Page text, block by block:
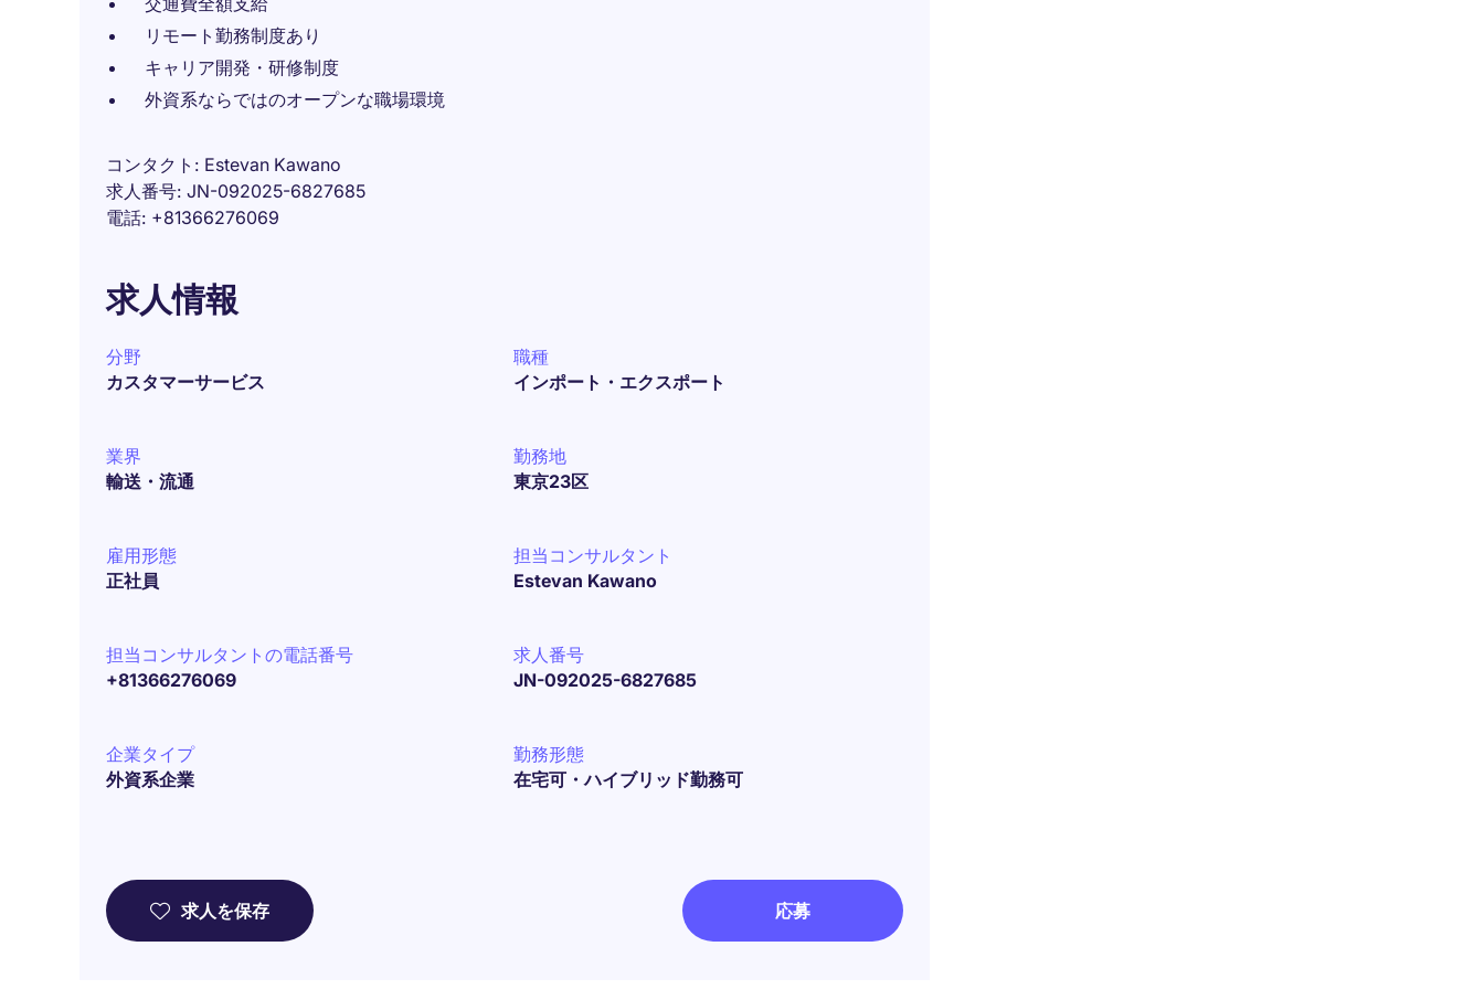
リモート勤務制度あり
キャリア開発・研修制度
外資系ならではのオープンな職場環境
コンタクト
Estevan Kawano
求人番号 JN-092025-6827685
電話 +81366276069
求人情報
分野
カスタマーサービス
職種
インポート・エクスポート
業界
輸送・流通
勤務地
東京23区
雇用形態
正社員
担当コンサルタント
Estevan Kawano
担当コンサルタントの電話番号
+81366276069
求人番号
JN-092025-6827685
企業タイプ
外資系企業
勤務形態
在宅可・ハイブリッド勤務可
求人を保存 応募